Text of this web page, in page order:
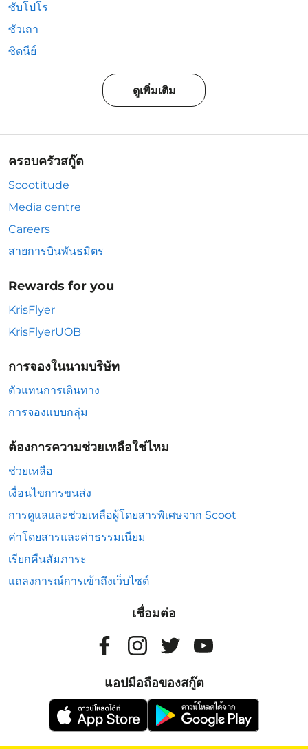
ซับโปโร
ซัวเถา
ซิดนีย์
ดูเพิ่มเติม
ครอบครัวสกู๊ต
Scootitude
Media centre
Careers
สายการบินพันธมิตร
Rewards for you
KrisFlyer
KrisFlyerUOB
การจองในนามบริษัท
ตัวแทนการเดินทาง
การจองแบบกลุ่ม
ต้องการความช่วยเหลือใช่ไหม
ช่วยเหลือ
เงื่อนไขการขนส่ง
การดูแลและช่วยเหลือผู้โดยสารพิเศษจาก Scoot
ค่าโดยสารและค่าธรรมเนียม
เรียกคืนสัมภาระ
แถลงการณ์การเข้าถึงเว็บไซต์
เชื่อมต่อ
แอปมือถือของสกู๊ต